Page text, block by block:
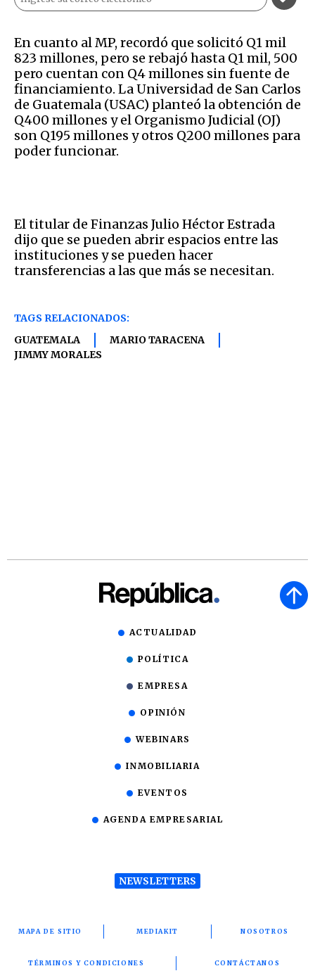
En cuanto al MP, recordó que solicitó Q1 mil
823 millones, pero se rebajó hasta Q1 mil, 500
pero cuentan con Q4 millones sin fuente de
financiamiento. La Universidad de San Carlos
de Guatemala (USAC) planteó la obtención de
Q400 millones y el Organismo Judicial (OJ)
son Q195 millones y otros Q200 millones para
poder funcionar.
El titular de Finanzas Julio Héctor Estrada
dijo que se pueden abrir espacios entre las
instituciones y se pueden hacer
transferencias a las que más se necesitan.
TAGS RELACIONADOS:
GUATEMALA
MARIO TARACENA
JIMMY MORALES
ACTUALIDAD
POLÍTICA
EMPRESA
OPINIÓN
WEBINARS
INMOBILIARIA
EVENTOS
AGENDA EMPRESARIAL
NEWSLETTERS
MAPA DE SITIO MEDIAKIT NOSOTROS
TÉRMINOS Y CONDICIONES CONTÁCTANOS